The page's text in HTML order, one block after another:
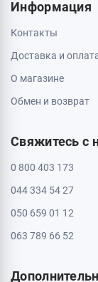
Кропивницкий,
Полтава, 36000,
Пн - Вс: с 10:00 до
ТРЦ Депот, 2 этаж
Черкассы, 18005,
Информация
Контакты
Доставка и оплата